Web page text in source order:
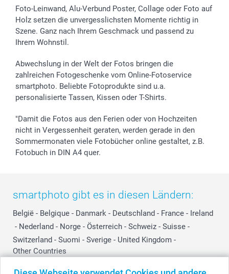
Sticker & Etiketten
Geschenk-Gutscheine (PDF)
Presse
Partnerprogramme
Investor Relations
B2B smartbusiness
Widerrufsrecht
Kommunion & Konfirmation
Hochzeit
Geburtstag
Geburt
Zu allen Anlässen
Lieferfristen
72h Lieferung
Zahlungsmöglichkeiten
Sitemap
Status der Bestellung
smartfriends
smartgarantie
smartbonus
Foto-Leinwand, Alu-Verbund Poster, Collage oder Foto auf
Holz setzen die unvergesslichsten Momente richtig in
Szene. Ganz nach Ihrem Geschmack und passend zu
Ihrem Wohnstil.
Abwechslung in der Welt der Fotos bringen die
zahlreichen Fotogeschenke vom Online-Fotoservice
smartphoto. Beliebte Fotoprodukte sind u.a.
personalisierte Tassen, Kissen oder T-Shirts.
"Damit die Fotos aus den Ferien oder von Hochzeiten
nicht in Vergessenheit geraten, werden gerade in den
Sommermonaten viele Fotobücher online gestaltet, z.B.
Fotobuch in DIN A4 quer.
smartphoto gibt es in diesen Ländern:
België - Belgique - Danmark - Deutschland - France - Ireland
- Nederland - Norge - Österreich - Schweiz - Suisse -
Switzerland - Suomi - Sverige - United Kingdom -
Other Countries